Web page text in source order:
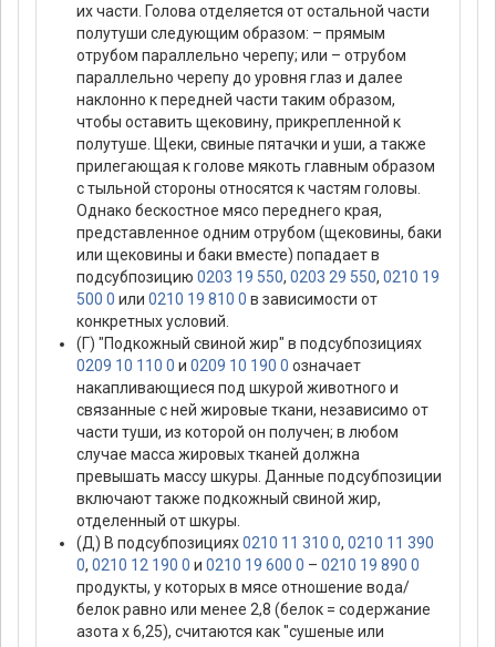
их части. Голова отделяется от остальной части
полутуши следующим образом: – прямым
отрубом параллельно черепу; или – отрубом
параллельно черепу до уровня глаз и далее
наклонно к передней части таким образом,
чтобы оставить щековину, прикрепленной к
полутуше. Щеки, свиные пятачки и уши, а также
прилегающая к голове мякоть главным образом
с тыльной стороны относятся к частям головы.
Однако бескостное мясо переднего края,
представленное одним отрубом (щековины, баки
или щековины и баки вместе) попадает в
подсубпозицию 0203 19 550, 0203 29 550, 0210 19
500 0 или 0210 19 810 0 в зависимости от
конкретных условий.
(Г) "Подкожный свиной жир" в подсубпозициях
0209 10 110 0 и 0209 10 190 0 означает
накапливающиеся под шкурой животного и
связанные с ней жировые ткани, независимо от
части туши, из которой он получен; в любом
случае масса жировых тканей должна
превышать массу шкуры. Данные подсубпозиции
включают также подкожный свиной жир,
отделенный от шкуры.
(Д) В подсубпозициях0210 11 310 0, 0210 11 390
0, 0210 12 190 0 и 0210 19 600 0 – 0210 19 890 0
продукты, у которых в мясе отношение вода/
белок равно или менее 2,8 (белок = содержание
азота х 6,25), считаются как "сушеные или